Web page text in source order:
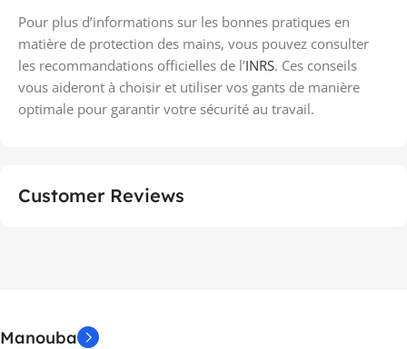
Pour plus d’informations sur les bonnes pratiques en
matière de protection des mains, vous pouvez consulter
les recommandations officielles de l’INRS. Ces conseils
vous aideront à choisir et utiliser vos gants de manière
optimale pour garantir votre sécurité au travail.
Customer Reviews
Manouba